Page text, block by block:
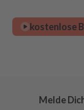
kostenlose
Melde